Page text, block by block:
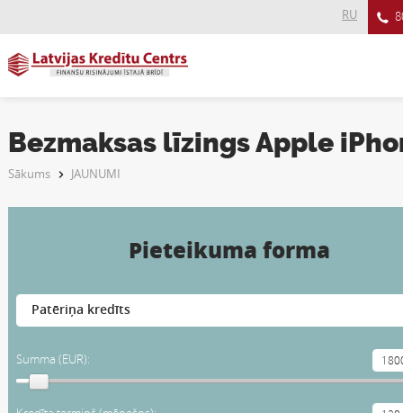
RU
Bezmaksas līzings Apple
Sākums JAUNUMI
Pieteikuma forma
Summa (EUR):